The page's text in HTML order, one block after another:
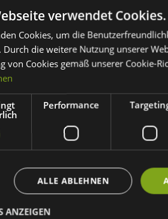
verwendet Cookies.
Cookies, um die
Durch die weitere Nutzung unserer
von Cookies gemäß unserer Cookie-
Performance
ALLE ABLEHNEN
ANZEIGEN